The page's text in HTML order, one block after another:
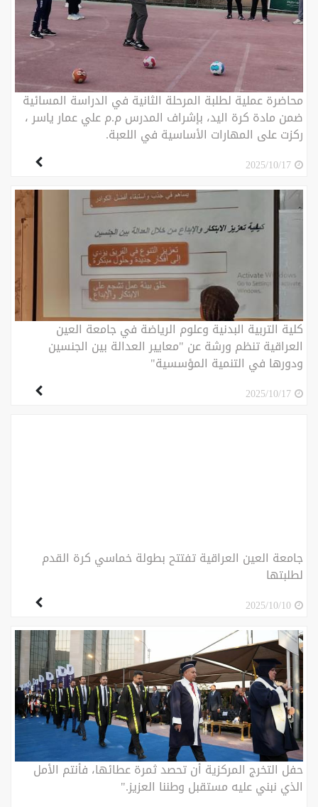
محاضرة عملية لطلبة المرحلة الثانية في الدراسة المسائية
ضمن مادة كرة اليد، بإشراف المدرس م.م علي عمار ياسر ،
ركزت على المهارات الأساسية في اللعبة.
2025/10/17
كلية التربية البدنية وعلوم الرياضة في جامعة العين
العراقية تنظم ورشة عن "معايير العدالة بين الجنسين
ودورها في التنمية المؤسسية"
2025/10/17
جامعة العين العراقية تفتتح بطولة خماسي كرة القدم
لطلبتها
2025/10/10
حفل التخرج المركزية أن تحصد ثمرة عطائها، فأنتم الأمل
الذي نبني عليه مستقبل وطننا العزيز."